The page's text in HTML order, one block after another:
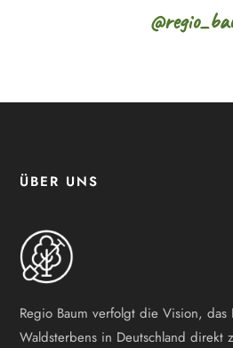
ÜBER UNS
Regio Baum verfolgt die Vision, das
Waldsterbens in Deutschland direkt